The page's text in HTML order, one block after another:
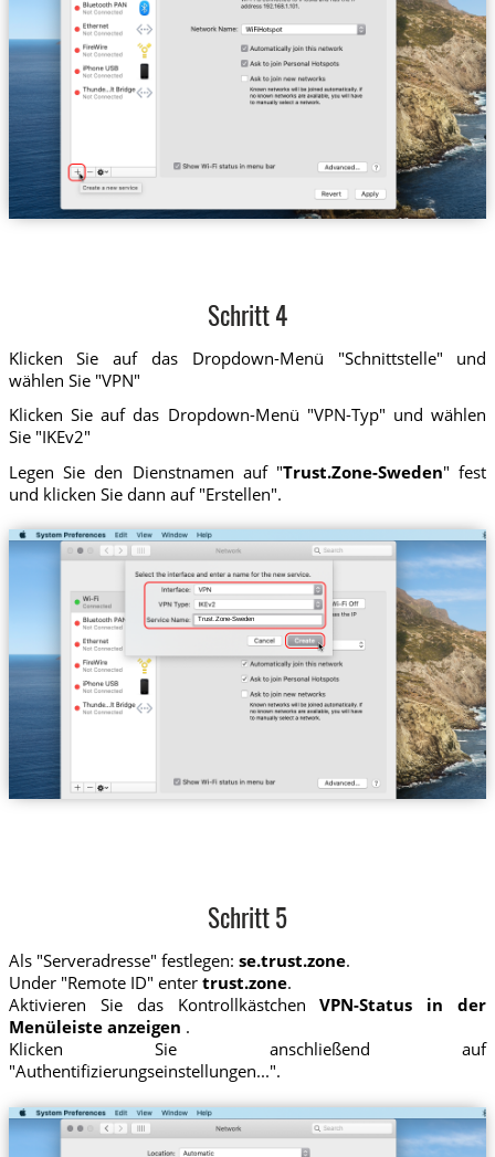
Schritt 4
Klicken Sie auf das Dropdown-Menü "Schnittstelle" und
wählen Sie "VPN"
Klicken Sie auf das Dropdown-Menü "VPN-Typ" und wählen
Sie "IKEv2"
Legen Sie den Dienstnamen auf "Trust.Zone-Sweden" fest
und klicken Sie dann auf "Erstellen".
Trust.Zone-Sweden
Schritt 5
Als "Serveradresse" festlegen: se.trust.zone.
Under "Remote ID" enter trust.zone.
Aktivieren Sie das KontrollkästchenVPN-Status in der
Menüleiste anzeigen .
Klicken Sie anschließend auf
"Authentifizierungseinstellungen...".